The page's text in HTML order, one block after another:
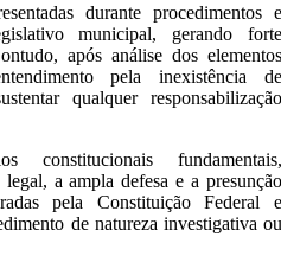
durante procedimentos e
municipal, gerando forte
após análise dos elementos
pela inexistência de
qualquer responsabilização
constitucionais fundamentais,
a ampla defesa e a presunção
pela Constituição Federal e
de natureza investigativa ou